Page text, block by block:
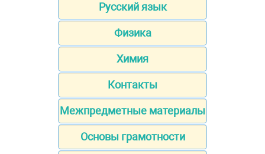
Русский язык
Физика
Химия
Контакты
Межпредметные материалы
Основы грамотности